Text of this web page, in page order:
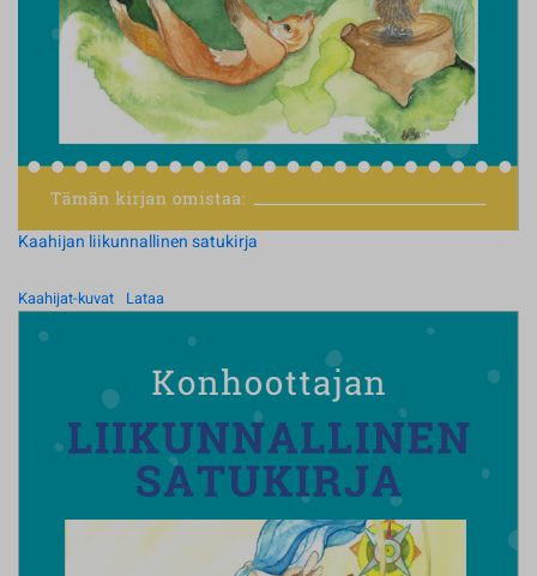
Kaahijan liikunnallinen satukirja
Kaahijat-kuvat Lataa